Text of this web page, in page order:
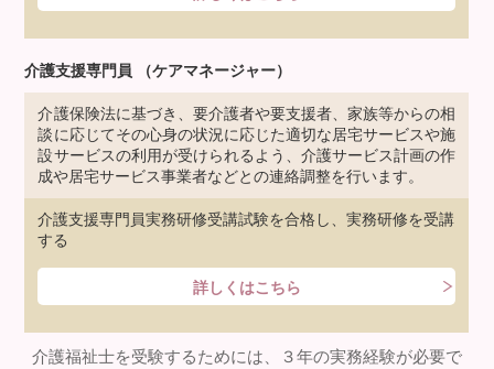
介護支援専門員 （ケアマネージャー）
介護保険法に基づき、要介護者や要支援者、家族等からの相
談に応じてその心身の状況に応じた適切な居宅サービスや施
設サービスの利用が受けられるよう、介護サービス計画の作
成や居宅サービス事業者などとの連絡調整を行います。
介護支援専門員実務研修受講試験を合格し、実務研修を受講
する
詳しくはこちら
介護福祉士を受験するためには、３年の実務経験が必要で